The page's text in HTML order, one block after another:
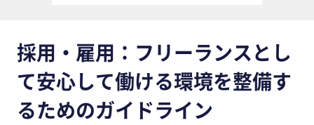
採用・雇用：フリーランスとし
て安心して働ける環境を整備す
るためのガイドライン